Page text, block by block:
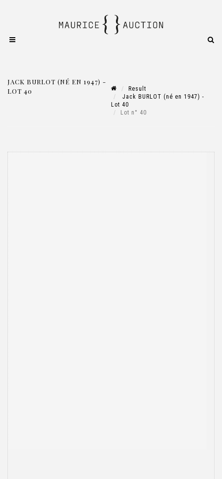
JACK BURLOT (NÉ EN 1947) -
LOT 40
Result
Jack BURLOT (né en 1947) -
Lot 40
Lot n° 40